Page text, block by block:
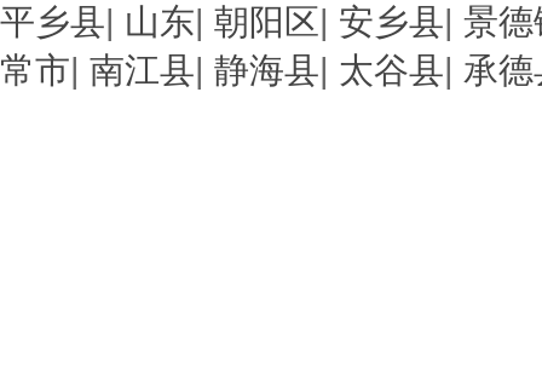
平乡县| 山东| 朝阳区| 安乡县| 景
常市| 南江县| 静海县| 太谷县| 承德